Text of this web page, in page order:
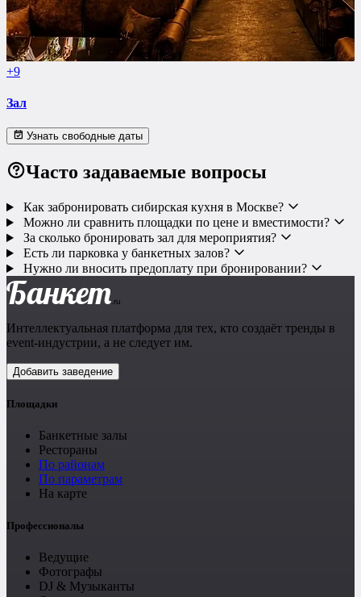
+9
Зал
Узнать свободные даты
Часто задаваемые вопросы
Как забронировать сибирская кухня в Москве?
Можно ли сравнить площадки по цене и вместимости?
За сколько бронировать зал для мероприятия?
Есть ли парковка у банкетных залов?
Нужно ли вносить предоплату при бронировании?
Банкет .ru
Интеллектуальная платформа для тех, кто создаёт тренды в
event-индустрии, а не следует им.
Добавить заведение
Площадки
Банкетные залы
Рестораны
По районам
По параметрам
На карте
Профессионалы
Ведущие
Фотографы
DJ & Музыканты